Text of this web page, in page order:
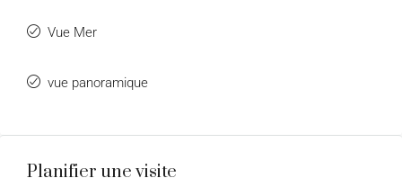
Vue Mer
vue panoramique
Planifier une visite